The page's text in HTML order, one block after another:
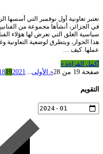
تعتبر تعاونية أول نوفمبر التي أسسها
في الجزائر، أنشأها مجموعة من
سياسية الغلق التي تعرض لها هؤلاء
هذا الحوار، ويتطرق لوضعية التعاونية
عملها. كيف …
أكمل القراءة »
صفحة 19 من 28
« الأولى...
192021
التقويم